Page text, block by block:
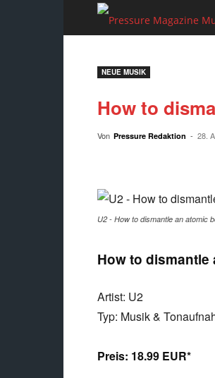
NEUE MUSIK
How to
Von Pressure Redaktion - 28.
U2 - How to dismantle an atomic
How to dismantle
Artist: U2
Typ: Musik &
Preis: 18.99 EUR*